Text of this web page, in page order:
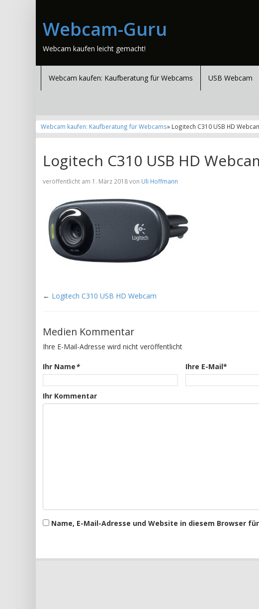
Webcam-Guru
Webcam kaufen leicht gemacht!
Webcam kaufen: Kaufberatung für Webcams USB Webcam
Webcam kaufen: Kaufberatung für Webcams» Logitech C310 USB HD
Logitech C310 USB HD
veröffentlicht am 1. März 2018 von Uli Hoffmann
← Logitech C310 USB HD Webcam
Medien Kommentar
Ihre E-Mail-Adresse wird nicht veröffentlicht
Ihr Name* Ihre E-Mail*
Ihr Kommentar
Name, E-Mail-Adresse und Website in diesem Browser